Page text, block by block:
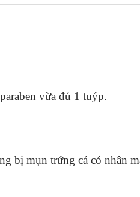
vừa đủ 1 tuýp.
bị mụn trứng cá có nhân